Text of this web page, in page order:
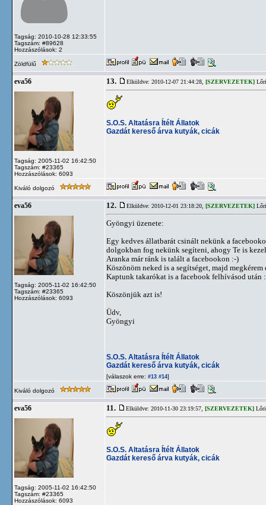
Tagság: 2010-10-28 12:33:55
Tagszám: #89628
Hozzászólások: 2
Zöldfülű
eva56
Tagság: 2005-11-02 16:42:50
Tagszám: #23365
Hozzászólások: 6093
13. Elküldve: 2010-12-07 21:44:28, [SZERVEZETEK]
S.O.S. Altatásra Ítélt Állatok
Gazdát kereső árva kutyák, cicák
Kiváló dolgozó
eva56
Tagság: 2005-11-02 16:42:50
Tagszám: #23365
Hozzászólások: 6093
12. Elküldve: 2010-12-01 23:18:20, [SZERVEZETEK]
Gyöngyi üzenete:
Egy kedves állatbarát csinált nekünk a
dolgokban fog nekünk segíteni, ahogy Te is
Aranka már ránk is talált a facebookon :-)
Köszönöm neked is a segítséget, majd
Kaptunk takarókat is a facebook felhívásod után
Köszönjük azt is!
Üdv,
Gyöngyi
S.O.S. Altatásra Ítélt Állatok
Gazdát kereső árva kutyák, cicák
[válaszok erre: #13 #14]
Kiváló dolgozó
eva56
Tagság: 2005-11-02 16:42:50
Tagszám: #23365
Hozzászólások: 6093
11. Elküldve: 2010-11-30 23:19:57, [SZERVEZETEK]
S.O.S. Altatásra Ítélt Állatok
Gazdát kereső árva kutyák, cicák